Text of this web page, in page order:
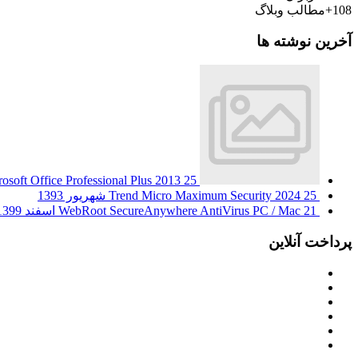
108+
مطالب وبلاگ
آخرین نوشته ها
Office Professional Plus 2013 25 شهریور 1393
Trend Micro Maximum Security 2024 25 شهریور 1393
WebRoot SecureAnywhere AntiVirus PC / Mac 21 اسفند 1399
پرداخت آنلاین